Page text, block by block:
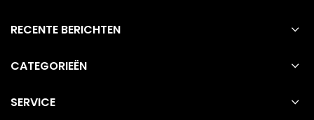
RECENTE BERICHTEN
CATEGORIEËN
SERVICE